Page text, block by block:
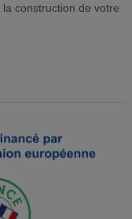
construction de votre